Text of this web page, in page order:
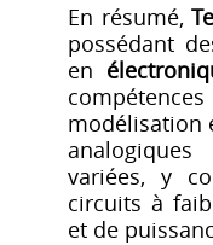
En résumé,
possédant
en
modélisation
variées, y
circuits à
et de